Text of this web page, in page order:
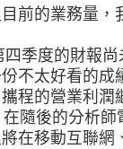
目前的業務量
四季度的財報
不太好看的成
程的營業利
隨後的分析
在移動互聯